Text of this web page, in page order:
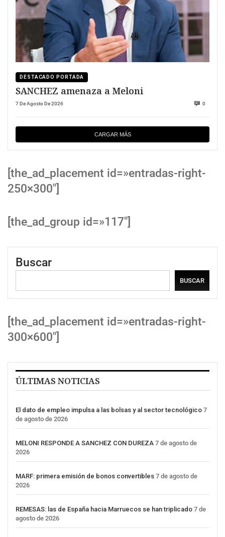
DESTACADO PORTADA
SANCHEZ amenaza a Meloni
7 De Agosto De 2026 0
CARGAR MÁS
[the_ad_placement id=»entradas-right-
250×300″]
[the_ad_group id=»117″]
Buscar
BUSCAR
[the_ad_placement id=»entradas-right-
300×600″]
ÚLTIMAS NOTICIAS
El dato de empleo impulsa a las bolsas y al sector tecnológico 7
de agosto de 2026
MELONI RESPONDE A SANCHEZ CON DUREZA 7 de agosto de
2026
MARF: primera emisión de bonos convertibles 7 de agosto de
2026
REMESAS: las de España hacia Marruecos se han triplicado 7 de
agosto de 2026